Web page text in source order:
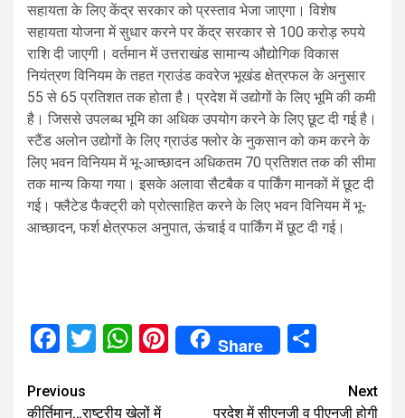
सहायता के लिए केंद्र सरकार को प्रस्ताव भेजा जाएगा। विशेष
सहायता योजना में सुधार करने पर केंद्र सरकार से 100 करोड़ रुपये
राशि दी जाएगी। वर्तमान में उत्तराखंड सामान्य औद्योगिक विकास
नियंत्रण विनियम के तहत ग्राउंड कवरेज भूखंड क्षेत्रफल के अनुसार
55 से 65 प्रतिशत तक होता है। प्रदेश में उद्योगों के लिए भूमि की कमी
है। जिससे उपलब्ध भूमि का अधिक उपयोग करने के लिए छूट दी गई है।
स्टैंड अलोन उद्योगों के लिए ग्राउंड फ्लोर के नुकसान को कम करने के
लिए भवन विनियम में भू-आच्छादन अधिकतम 70 प्रतिशत तक की सीमा
तक मान्य किया गया। इसके अलावा सैटबैक व पार्किंग मानकों में छूट दी
गई। फ्लैटेड फैक्ट्री को प्रोत्साहित करने के लिए भवन विनियम में भू-
आच्छादन, फर्श क्षेत्रफल अनुपात, ऊंचाई व पार्किंग में छूट दी गई।
Facebook
TwitterWhatsApp
Pinterest
Share
Continue
Previous
कीर्तिमान…राष्ट्रीय खेलों में
Next
प्रदेश में सीएनजी व पीएनजी होगी